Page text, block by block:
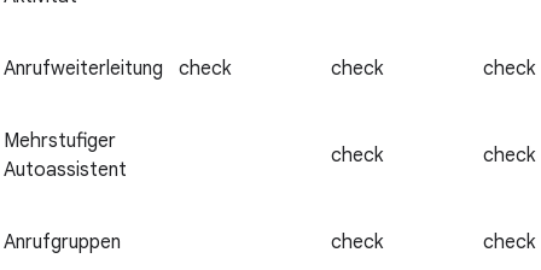
Anrufweiterleitung check check check
Mehrstufiger
Autoassistent
check check
Anrufgruppen check check